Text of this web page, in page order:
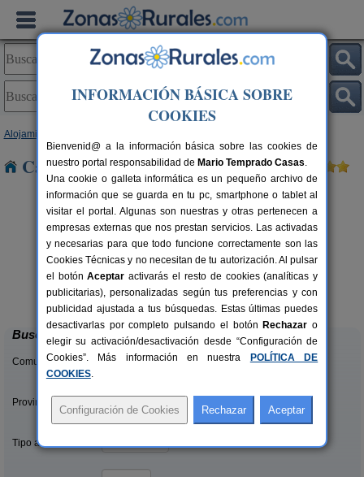
Alojamientos
Casas Rurales cerca de A Cañiza
6+1 pers.
desde18 €
Casa Vacacional O Trisquel
Meis (Pontevedra)
Buscar
Comunidades:
Provincias/Islas:
Tipo alquiler:
INFORMACIÓN BÁSICA SOBRE
COOKIES
Bienvenid@ a la información básica sobre las cookies de
nuestro portal responsabilidad de Mario Temprado Casas.
Una cookie o galleta informática es un pequeño archivo de
información que se guarda en tu pc, smartphone o tablet al
visitar el portal. Algunas son nuestras y otras pertenecen a
empresas externas que nos prestan servicios. Las activadas
y necesarias para que todo funcione correctamente son las
Cookies Técnicas y no necesitan de tu autorización. Al pulsar
el botónAceptar activarás el resto de cookies (analíticas y
publicitarias), personalizadas según tus preferencias y con
publicidad ajustada a tus búsquedas. Estas últimas puedes
desactivarlas por completo pulsando el botón Rechazar o
elegir su activación/desactivación desde “Configuración de
Cookies”. Más información en nuestra
POLÍTICA DE
COOKIES.